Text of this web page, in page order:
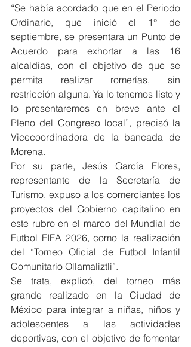
“Se había acordado que en el Periodo
Ordinario, que inició el 1° de
septiembre, se presentara un Punto de
Acuerdo para exhortar a las 16
alcaldías, con el objetivo de que se
permita realizar romerías, sin
restricción alguna. Ya lo tenemos listo y
lo presentaremos en breve ante el
Pleno del Congreso local”, precisó la
Vicecoordinadora de la bancada de
Morena.
Por su parte, Jesús García Flores,
representante de la Secretaría de
Turismo, expuso a los comerciantes los
proyectos del Gobierno capitalino en
este rubro en el marco del Mundial de
Futbol FIFA 2026, como la realización
del “Torneo Oficial de Futbol Infantil
Comunitario Ollamaliztli”.
Se trata, explicó, del torneo más
grande realizado en la Ciudad de
México para integrar a niñas, niños y
adolescentes a las actividades
deportivas, con el objetivo de fomentar